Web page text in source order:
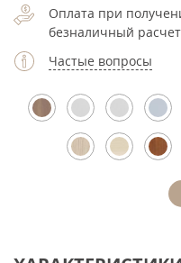
Оплата при
безналичный расчет
Частые вопросы